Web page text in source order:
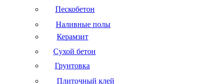
Пескобетон
Наливные полы
Керамзит
Сухой бетон
Грунтовка
Плиточный клей